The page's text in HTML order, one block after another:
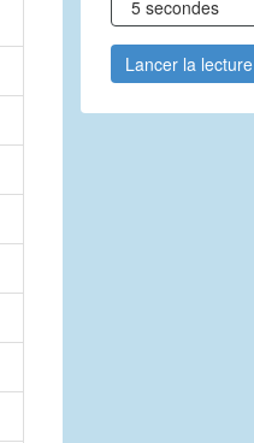
Lancer la lecture